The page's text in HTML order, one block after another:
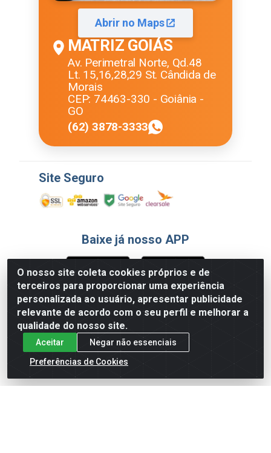
O nosso site coleta cookies próprios e de
terceiros para proporcionar uma experiência
personalizada ao usuário, apresentar publicidade
relevante de acordo com o seu perfil e melhorar a
qualidade do nosso site.
Aceitar
Negar não essenciais
Preferências de Cookies
Abrir no Maps
MATRIZ GOIÁS
Av. Perimetral Norte, Qd.48
Lt. 15,16,28,29 St. Cândida de
Morais
CEP: 74463-330 - Goiânia -
GO
(62) 3878-3333
Site Seguro
Baixe já nosso APP
Formas de Pagamento